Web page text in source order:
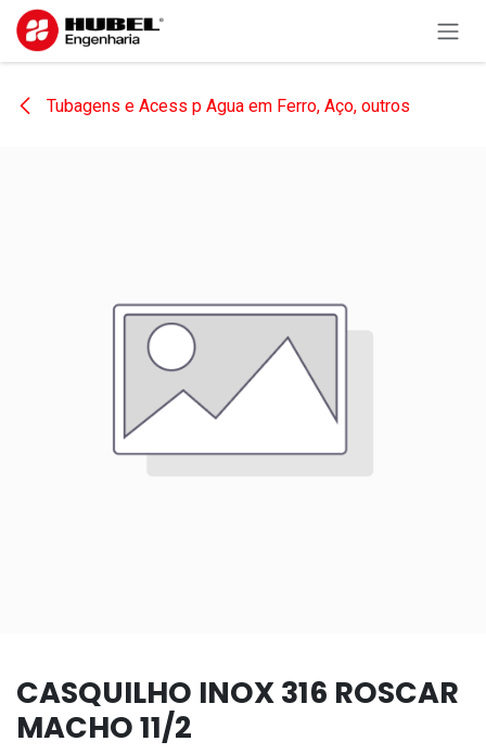
Pular para o conteúdo
Tubagens e Acess p Agua em Ferro, Aço, outros
CASQUILHO INOX 316 ROSCAR
MACHO 11/2